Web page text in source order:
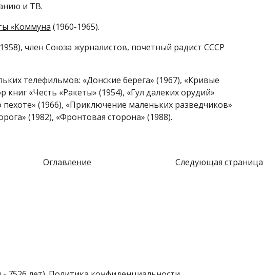
и ТВ.
«Коммуна (1960-1965).
член Союза журналистов, почетный радист СССР
телефильмов: «Донские берега» (1967), «Кривые
книг «Честь «Ракеты» (1954), «Гул далеких орудий»
(1966), «Приключение маленьких разведчиков»
(1982), «Фронтовая сторона» (1988).
Оглавление Следующая страница